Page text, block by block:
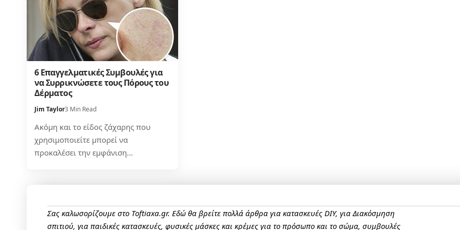
6 Επαγγελματικές Συμβουλές για
να Συρρικνώσετε τους Πόρους του
Δέρματος
Jim Taylor3 Min Read
Ακόμη και το είδος ζάχαρης που
χρησιμοποιείτε μπορεί να
προκαλέσει την εμφάνιση…
Σας καλωσορίζουμε στο Toftiaxa.gr. Εδώ θα βρείτε πολλά άρθρα για κατασκευές DIY, για Διακόσμηση
σπιτιού, για παιδικές κατασκευές, φυσικές μάσκες και κρέμες για το πρόσωπο και το σώμα, συμβουλές